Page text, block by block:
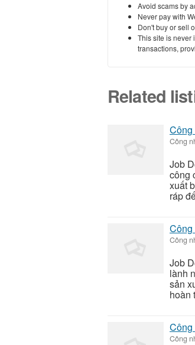
Avoid scams by
Never pay with
Don't buy or sell
This site is never
transactions,
Related
Công
Công
Job
công
xuất
ráp
Công
Công
Job
lành
sản
hoàn
Công
Công